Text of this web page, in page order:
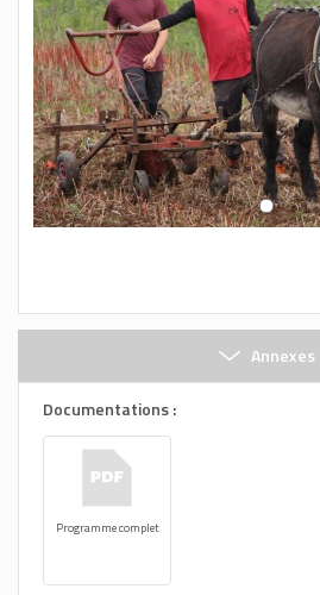
Annexes
Documentations :
Programme complet